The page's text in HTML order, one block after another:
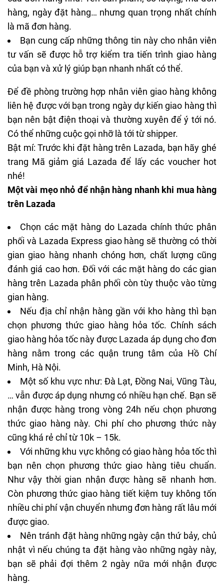
hàng, ngày đặt hàng… nhưng quan trọng nhất chính
là mã đơn hàng.
Bạn cung cấp những thông tin này cho nhân viên
tư vấn sẽ được hỗ trợ kiểm tra tiến trình giao hàng
của bạn và xử lý giúp bạn nhanh nhất có thể.
Để đề phòng trường hợp nhân viên giao hàng không
liên hệ được với bạn trong ngày dự kiến giao hàng thì
bạn nên bật điện thoại và thường xuyên để ý tới nó.
Có thể những cuộc gọi nhỡ là tới từ shipper.
Bật mí: Trước khi đặt hàng trên Lazada, bạn hãy ghé
trang Mã giảm giá Lazada để lấy các voucher hot
nhé!
Một vài mẹo nhỏ để nhận hàng nhanh khi mua hàng
trên Lazada
Chọn các mặt hàng do Lazada chính thức phân
phối và Lazada Express giao hàng sẽ thường có thời
gian giao hàng nhanh chóng hơn, chất lượng cũng
đánh giá cao hơn. Đối với các mặt hàng do các gian
hàng trên Lazada phân phối còn tùy thuộc vào từng
gian hàng.
Nếu địa chỉ nhận hàng gần với kho hàng thì bạn
chọn phương thức giao hàng hỏa tốc. Chính sách
giao hàng hỏa tốc này được Lazada áp dụng cho đơn
hàng nằm trong các quận trung tâm của Hồ Chí
Minh, Hà Nội.
Một số khu vực như: Đà Lạt, Đồng Nai, Vũng Tàu,
… vẫn được áp dụng nhưng có nhiều hạn chế. Bạn sẽ
nhận được hàng trong vòng 24h nếu chọn phương
thức giao hàng này. Chi phí cho phương thức này
cũng khá rẻ chỉ từ 10k – 15k.
Với những khu vực không có giao hàng hỏa tốc thì
bạn nên chọn phương thức giao hàng tiêu chuẩn.
Như vậy thời gian nhận được hàng sẽ nhanh hơn.
Còn phương thức giao hàng tiết kiệm tuy không tốn
nhiều chi phí vận chuyển nhưng đơn hàng rất lâu mới
được giao.
Nên tránh đặt hàng những ngày cận thứ bảy, chủ
nhật vì nếu chúng ta đặt hàng vào những ngày này,
bạn sẽ phải đợi thêm 2 ngày nữa mới nhận được
hàng.